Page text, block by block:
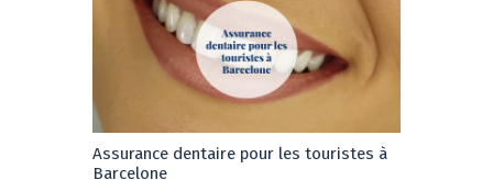
Assurance dentaire pour les touristes à
Barcelone